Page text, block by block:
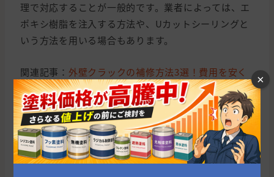
理で対応することが一般的です。業者によっては、エ
ポキシ樹脂を注入する方法や、Uカットシーリングと
いう方法を用いる場合もあります。
関連記事： 外壁クラックの補修方法3選！費用を安く
抑えるコツを紹介
シーリング打ち替えのポイント
シーリングは、外壁材の隙間を埋めるための材料で、
×